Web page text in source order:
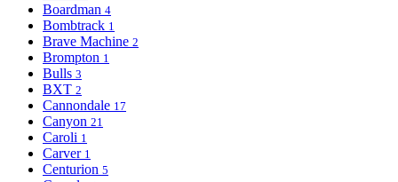
Boardman 4
Bombtrack 1
Brave Machine 2
Brompton 1
Bulls 3
BXT 2
Cannondale 17
Canyon 21
Caroli 1
Carver 1
Centurion 5